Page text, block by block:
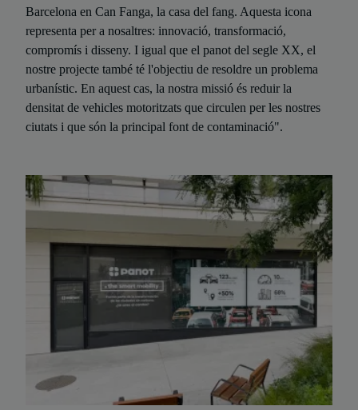
Barcelona en Can Fanga, la casa del fang. Aquesta icona
representa per a nosaltres: innovació, transformació,
compromís i disseny. I igual que el panot del segle XX, el
nostre projecte també té l'objectiu de resoldre un problema
urbanístic. En aquest cas, la nostra missió és reduir la
densitat de vehicles motoritzats que circulen per les nostres
ciutats i que són la principal font de contaminació".